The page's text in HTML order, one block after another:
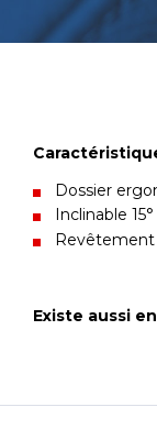
Dossier
Inclinable 15°
Revêtement
Existe aussi